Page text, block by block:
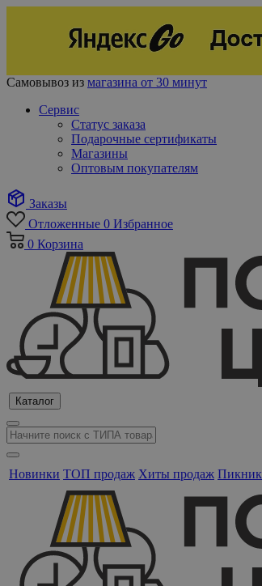
Самовывоз из магазина от 30 минут
Сервис
Статус заказа
Подарочные сертификаты
Магазины
Оптовым покупателям
Заказы
Отложенные 0 Избранное
0 Корзина
Каталог
Новинки ТОП продаж Хиты продаж Пикник